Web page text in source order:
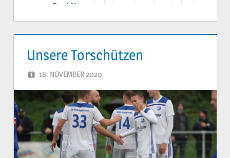
Unsere Torschützen
18. NOVEMBER 2020